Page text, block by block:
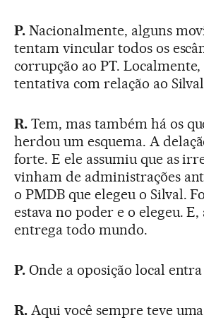
P. Nacionalmente, alguns
tentam vincular todos os
corrupção ao PT. Localmente,
tentativa com relação ao
R. Tem, mas também há os
herdou um esquema. A
forte. E ele assumiu que as
vinham de administrações
o PMDB que elegeu o Silval.
estava no poder e o elegeu. E,
entrega todo mundo.
P. Onde a oposição local
R. Aqui você sempre teve